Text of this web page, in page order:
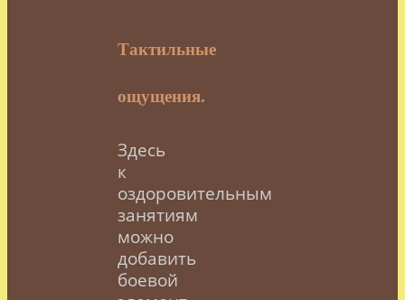
Тактильные
ощущения.
Здесь
к
оздоровительным
занятиям
можно
добавить
боевой